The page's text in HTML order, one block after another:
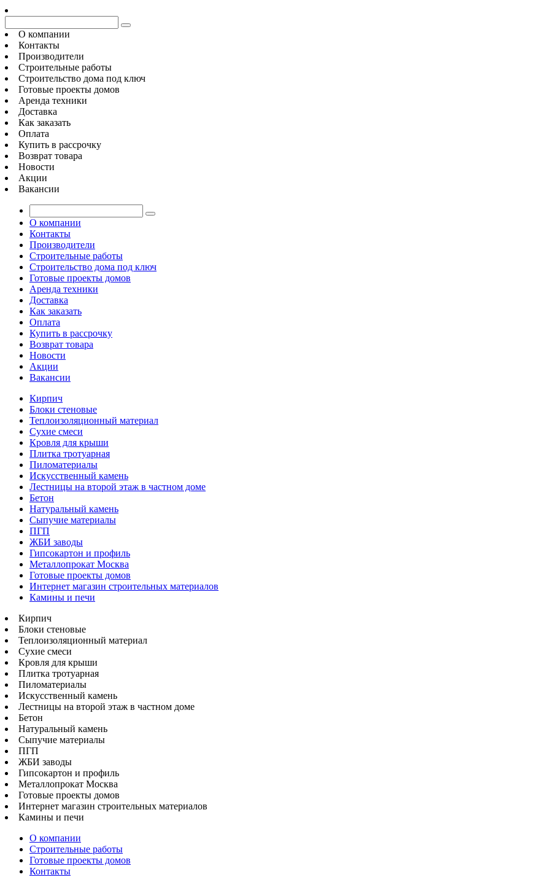
О компании
Контакты
Производители
Строительные работы
Строительство дома под ключ
Готовые проекты домов
Аренда техники
Доставка
Как заказать
Оплата
Купить в рассрочку
Возврат товара
Новости
Акции
Вакансии
О компании
Контакты
Производители
Строительные работы
Строительство дома под ключ
Готовые проекты домов
Аренда техники
Доставка
Как заказать
Оплата
Купить в рассрочку
Возврат товара
Новости
Акции
Вакансии
Кирпич
Блоки стеновые
Теплоизоляционный материал
Сухие смеси
Кровля для крыши
Плитка тротуарная
Пиломатериалы
Искусственный камень
Лестницы на второй этаж в частном доме
Бетон
Натуральный камень
Сыпучие материалы
ПГП
ЖБИ заводы
Гипсокартон и профиль
Металлопрокат Москва
Готовые проекты домов
Интернет магазин строительных материалов
Камины и печи
Кирпич
Блоки стеновые
Теплоизоляционный материал
Сухие смеси
Кровля для крыши
Плитка тротуарная
Пиломатериалы
Искусственный камень
Лестницы на второй этаж в частном доме
Бетон
Натуральный камень
Сыпучие материалы
ПГП
ЖБИ заводы
Гипсокартон и профиль
Металлопрокат Москва
Готовые проекты домов
Интернет магазин строительных материалов
Камины и печи
О компании
Строительные работы
Готовые проекты домов
Контакты